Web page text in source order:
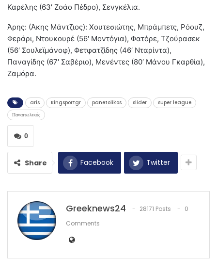
Καρέλης (63′ Ζοάο Πέδρο), Σενγκέλια.
Άρης: (Άκης Μάντζιος): Χουτεσιώτης, Μπράμπετς, Ρόουζ,
Φεράρι, Ντουκουρέ (56′ Μοντόγια), Φατόρε, Τζούρασεκ
(56′ Σουλεϊμάνοφ), Φετφατζίδης (46′ Νταρίντα),
Παναγίδης (67′ Σαβέριο), Μενέντες (80′ Μάνου Γκαρθία),
Ζαμόρα.
aris Kingsportgr panetolikos slider
super league
Παναιτωλικός
0
Share Facebook Twitter
Greeknews24 28171 Posts
0
Comments